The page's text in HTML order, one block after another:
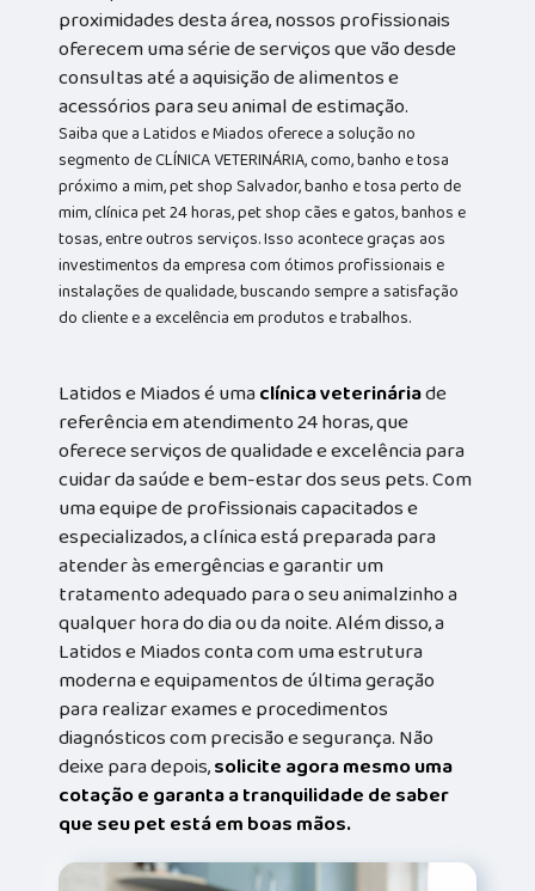
proximidades desta área, nossos profissionais
oferecem uma série de serviços que vão desde
consultas até a aquisição de alimentos e
acessórios para seu animal de estimação.
Saiba que a Latidos e Miados oferece a solução no
segmento de CLÍNICA VETERINÁRIA, como, banho e tosa
próximo a mim, pet shop Salvador, banho e tosa perto de
mim, clínica pet 24 horas, pet shop cães e gatos, banhos e
tosas, entre outros serviços. Isso acontece graças aos
investimentos da empresa com ótimos profissionais e
instalações de qualidade, buscando sempre a satisfação
do cliente e a excelência em produtos e trabalhos.
Latidos e Miados é umaclínica veterináriade
referência em atendimento 24 horas, que
oferece serviços de qualidade e excelência para
cuidar da saúde e bem-estar dos seus pets. Com
uma equipe de profissionais capacitados e
especializados, a clínica está preparada para
atender às emergências e garantir um
tratamento adequado para o seu animalzinho a
qualquer hora do dia ou da noite. Além disso, a
Latidos e Miados conta com uma estrutura
moderna e equipamentos de última geração
para realizar exames e procedimentos
diagnósticos com precisão e segurança. Não
deixe para depois,solicite agora mesmo uma
cotação e garanta a tranquilidade de saber
que seu pet está em boas mãos.